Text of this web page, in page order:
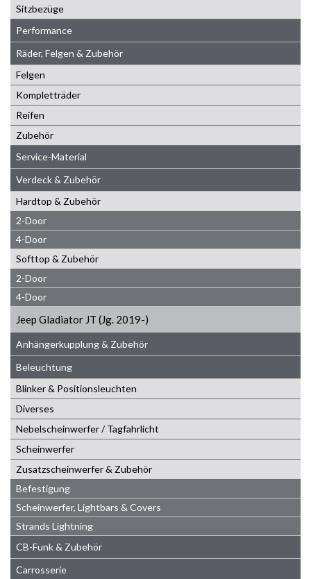
Sitzbezüge
Performance
Räder, Felgen & Zubehör
Felgen
Kompletträder
Reifen
Zubehör
Service-Material
Verdeck & Zubehör
Hardtop & Zubehör
2-Door
4-Door
Softtop & Zubehör
2-Door
4-Door
Jeep Gladiator JT (Jg. 2019-)
Anhängerkupplung & Zubehör
Beleuchtung
Blinker & Positionsleuchten
Diverses
Nebelscheinwerfer / Tagfahrlicht
Scheinwerfer
Zusatzscheinwerfer & Zubehör
Befestigung
Scheinwerfer, Lightbars & Covers
Strands Lightning
CB-Funk & Zubehör
Carrosserie